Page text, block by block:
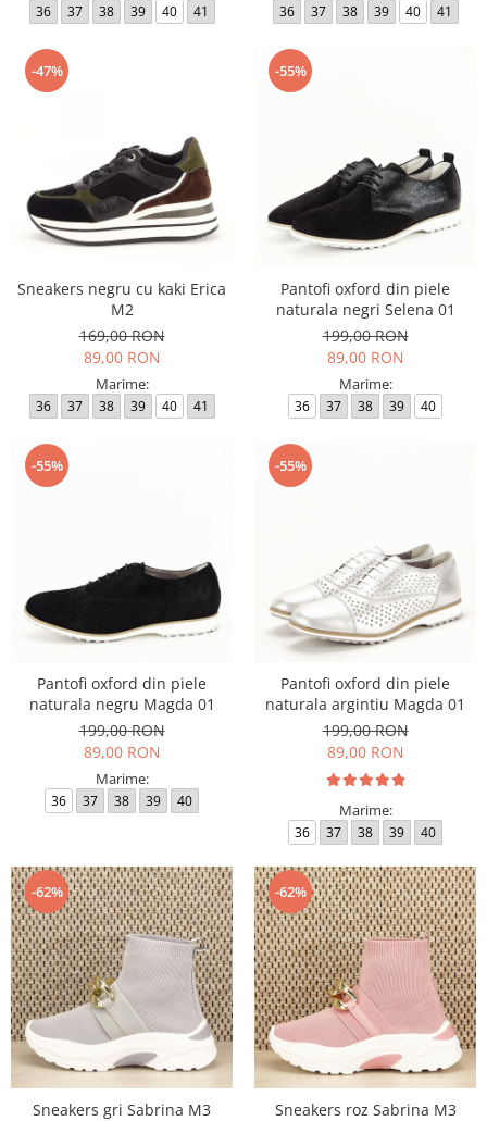
36 37 38 39 40 41 36 37 38 39 40 41
-47%
Sneakers negru cu kaki Erica
M2
169,00 RON
89,00 RON
Marime:
36 37 38 39 40 41
-55%
Pantofi oxford din piele
naturala negri Selena 01
199,00 RON
89,00 RON
Marime:
36 37 38 39 40
-55%
Pantofi oxford din piele
naturala negru Magda 01
199,00 RON
89,00 RON
Marime:
36 37 38 39 40
-55%
Pantofi oxford din piele
naturala argintiu Magda 01
199,00 RON
89,00 RON
Marime:
36 37 38 39 40
-62%
Sneakers gri Sabrina M3
-62%
Sneakers roz Sabrina M3